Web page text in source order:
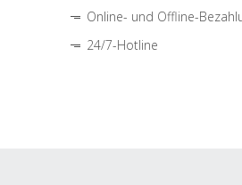
Online- und Offline-
24/7-Hotline